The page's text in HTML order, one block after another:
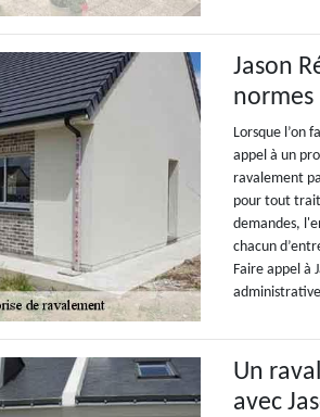
Jason
normes
Lorsque l’on
appel à un
ravalement
pour tout
demandes,
chacun
Faire appel à
Un
avec